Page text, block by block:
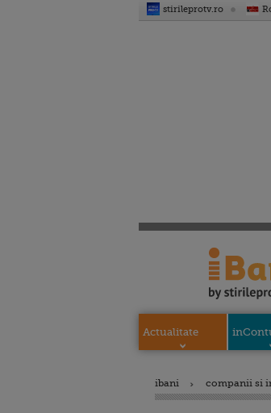
stirileprotv.ro
Actualitate
ibani companii si